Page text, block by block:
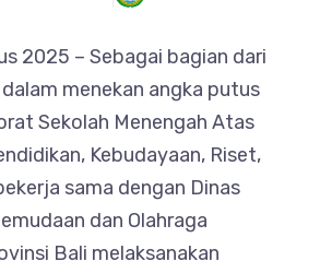
2025 – Sebagai bagian dari
menekan angka putus
Sekolah Menengah Atas
Kebudayaan, Riset,
sama dengan Dinas
dan Olahraga
Bali melaksanakan